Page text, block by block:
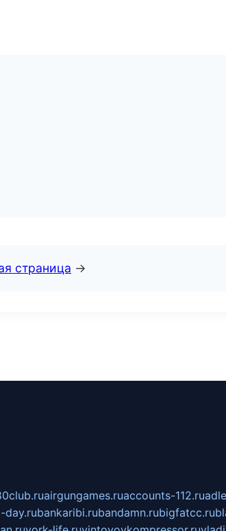
страница →
airgungames.ruaccounts-112.ru
day.rubankaribi.rubandamn.rubigfatcc.ru